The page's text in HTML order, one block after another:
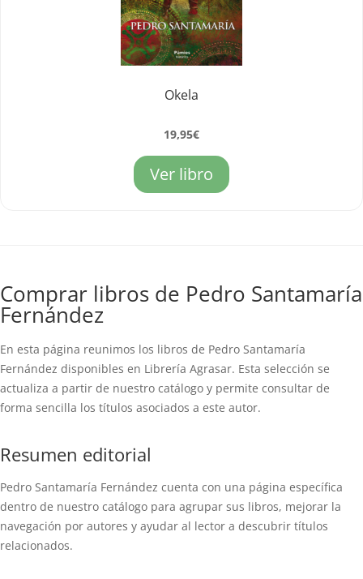
Okela
19,95€
Ver libro
Comprar libros de Pedro Santamaría
Fernández
En esta página reunimos los libros de Pedro Santamaría
Fernández disponibles en Librería Agrasar. Esta selección se
actualiza a partir de nuestro catálogo y permite consultar de
forma sencilla los títulos asociados a este autor.
Resumen editorial
Pedro Santamaría Fernández cuenta con una página específica
dentro de nuestro catálogo para agrupar sus libros, mejorar la
navegación por autores y ayudar al lector a descubrir títulos
relacionados.